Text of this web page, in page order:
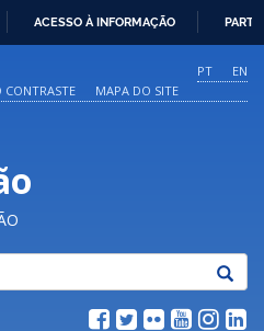
O
CONTEÚDO
ACESSO À INFORMAÇÃO
PT
EN
CONTRASTE MAPA DO SITE